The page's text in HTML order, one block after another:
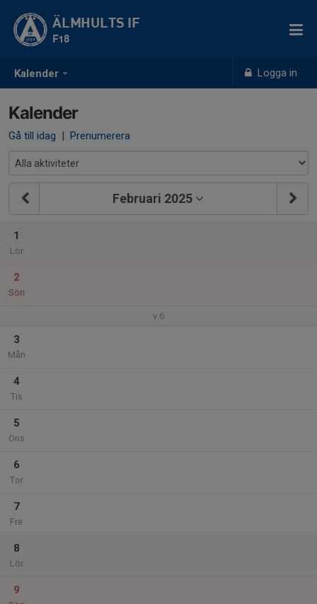
Kalender Logga in
ÄLMHULTS IF
F18
Kalender
Gå till idag | Prenumerera
Februari 2025
1
Lör
2
Sön
v.6
3
Mån
4
Tis
5
Ons
6
Tor
7
Fre
8
Lör
9